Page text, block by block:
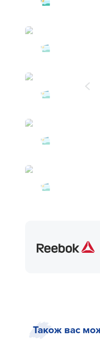
Також вас